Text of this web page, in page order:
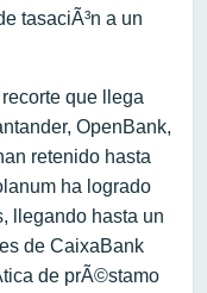
tasaciÃ³n a un
que llega
OpenBank,
retenido hasta
ha logrado
llegando hasta un
de CaixaBank
de prÃ©stamo